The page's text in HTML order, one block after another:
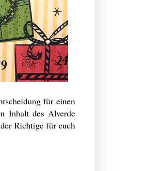
für einen
Inhalt des Alverde
Richtige für euch